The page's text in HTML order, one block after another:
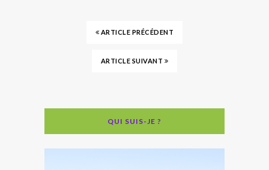
ARTICLE PRÉCÉDENT
ARTICLE SUIVANT
QUI SUIS-JE ?